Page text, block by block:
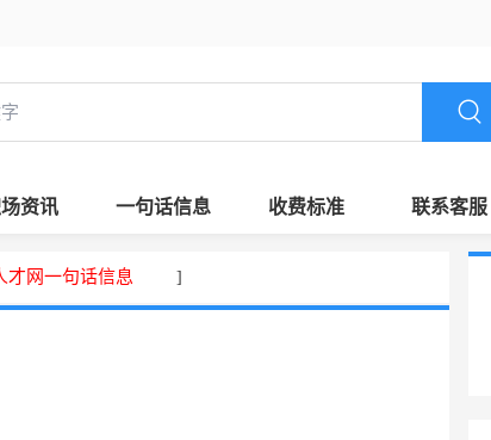
资讯 一句话信息 收费标准 联系客服
才网一句话信息 ]